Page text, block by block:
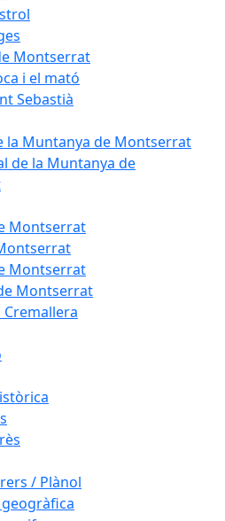
Montserrat
i el mató
Sebastià
la Muntanya de Montserrat
de la Muntanya de
Montserrat
Montserrat
Montserrat
/ Plànol